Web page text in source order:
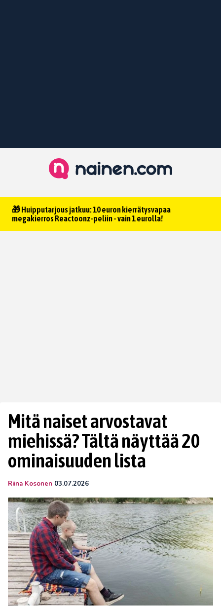
🎁 Huipputarjous jatkuu: 10 euron kierrätysvapaa
megakierros Reactoonz-peliin - vain 1 eurolla!
Mitä naiset arvostavat
miehissä? Tältä näyttää 20
ominaisuuden lista
Riina Kosonen 03.07.2026